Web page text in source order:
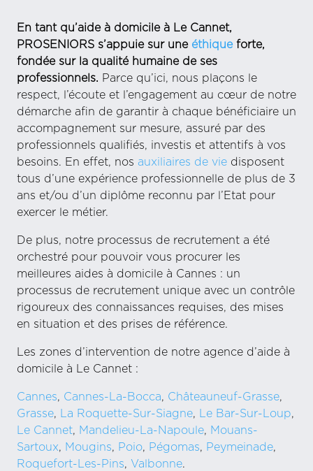
En tant qu’aide à domicile à Le Cannet,
PROSENIORS s’appuie sur une éthiqueforte,
fondée sur la qualité humaine de ses
professionnels. Parce qu’ici, nous plaçons le
respect, l’écoute et l’engagement au cœur de notre
démarche afin de garantir à chaque bénéficiaire un
accompagnement sur mesure, assuré par des
professionnels qualifiés, investis et attentifs à vos
besoins. En effet, nos auxiliaires de vie disposent
tous d’une expérience professionnelle de plus de 3
ans et/ou d’un diplôme reconnu par l’Etat pour
exercer le métier.
De plus, notre processus de recrutement a été
orchestré pour pouvoir vous procurer les
meilleures aides à domicile à Cannes : un
processus de recrutement unique avec un contrôle
rigoureux des connaissances requises, des mises
en situation et des prises de référence.
Les zones d’intervention de notre agence d’aide à
domicile à Le Cannet :
Cannes, Cannes-La-Bocca, Châteauneuf-Grasse,
Grasse, La Roquette-Sur-Siagne, Le Bar-Sur-Loup,
Le Cannet, Mandelieu-La-Napoule, Mouans-
Sartoux, Mougins, Poio, Pégomas, Peymeinade,
Roquefort-Les-Pins, Valbonne.